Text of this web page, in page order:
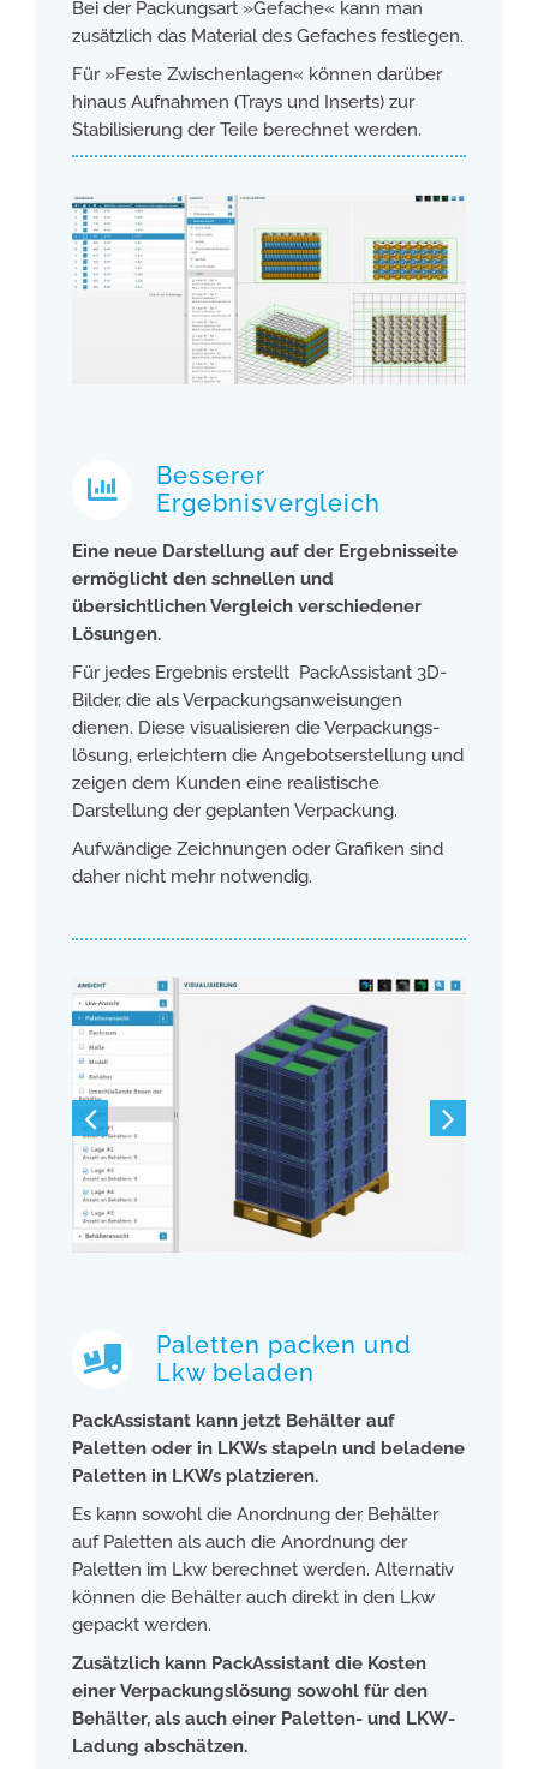
Bei der Packungsart »Gefache« kann man
zusätzlich das Material des Gefaches festlegen.
Für »Feste Zwischenlagen« können darüber
hinaus Aufnahmen (Trays und Inserts) zur
Stabilisierung der Teile ­berechnet werden.
Besserer
Ergebnisvergleich
Eine neue Darstellung auf der Ergebnisseite
ermöglicht den schnellen und
übersichtlichen Vergleich verschiedener
Lösungen.
Für jedes Ergebnis erstellt ­ PackAssistant 3D-
Bilder, die als Verpackungsanweisungen
dienen. Diese visualisieren die Verpackungs­
lösung, erleichtern die Angebotserstellung und
zeigen dem Kunden eine realistische
Darstellung der geplanten Verpackung.
Aufwändige Zeichnungen oder Grafiken sind
daher nicht mehr notwendig.
Paletten packen und
Lkw beladen
PackAssistant kann jetzt Behälter auf
Paletten oder in LKWs stapeln und beladene
Paletten in LKWs platzieren.
Es kann sowohl die Anordnung der Behälter
auf Paletten als auch die Anordnung der
Paletten im Lkw berechnet werden. Alternativ
können die Behälter auch direkt in den Lkw
gepackt werden.
Zusätzlich kann PackAssistant die Kosten
einer Verpackungslösung sowohl für den
Behälter, als auch einer Paletten- und LKW-
Ladung abschätzen.